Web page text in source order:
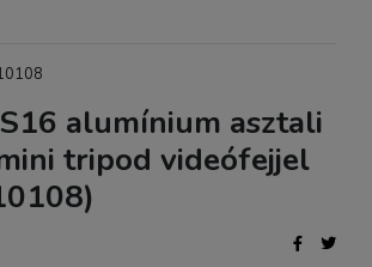
alumínium asztali
tripod videófejjel